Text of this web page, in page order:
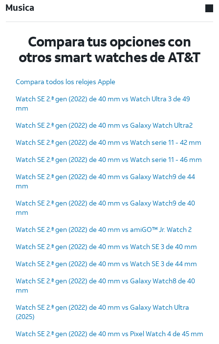
Musica
Compara tus opciones con
otros smart watches de AT&T
Compara todos los relojes Apple
Watch SE 2.ª gen (2022) de 40 mm vs Watch Ultra 3 de 49
mm
Watch SE 2.ª gen (2022) de 40 mm vs Galaxy Watch Ultra2
Watch SE 2.ª gen (2022) de 40 mm vs Watch serie 11 - 42 mm
Watch SE 2.ª gen (2022) de 40 mm vs Watch serie 11 - 46 mm
Watch SE 2.ª gen (2022) de 40 mm vs Galaxy Watch9 de 44
mm
Watch SE 2.ª gen (2022) de 40 mm vs Galaxy Watch9 de 40
mm
Watch SE 2.ª gen (2022) de 40 mm vs amiGO™ Jr. Watch 2
Watch SE 2.ª gen (2022) de 40 mm vs Watch SE 3 de 40 mm
Watch SE 2.ª gen (2022) de 40 mm vs Watch SE 3 de 44 mm
Watch SE 2.ª gen (2022) de 40 mm vs Galaxy Watch8 de 40
mm
Watch SE 2.ª gen (2022) de 40 mm vs Galaxy Watch Ultra
(2025)
Watch SE 2.ª gen (2022) de 40 mm vs Pixel Watch 4 de 45 mm